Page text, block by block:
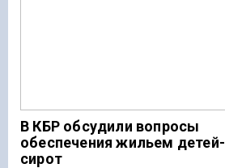
В КБР обсудили вопросы
обеспечения жильем детей-
сирот